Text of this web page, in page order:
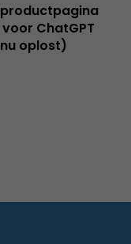
ChatGPT
oplost)